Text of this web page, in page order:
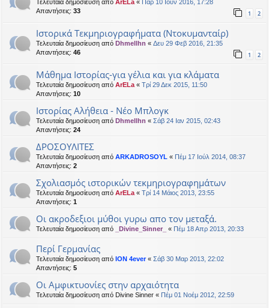
Τελευταία δημοσίευση από ArELa «
Παρ 10 Ιουν 2016, 17:28
Απαντήσεις: 33 1 2
Ιστορικά Τεκμηριογραφήματα (Ντοκυμανταίρ)
Τελευταία δημοσίευση από Dhmellhn « Δευ 29 Φεβ 2016, 21:35
Απαντήσεις: 46 1 2
Μάθημα Ιστορίας-για γέλια και για κλάματα
Τελευταία δημοσίευση από ArELa« Τρί 29 Δεκ 2015, 11:50
Απαντήσεις: 10
Ιστορίας Αλήθεια - Νέο Μπλογκ
Τελευταία δημοσίευση από Dhmellhn « Σάβ 24 Ιαν 2015, 02:43
Απαντήσεις: 24
ΔΡΟΣΟΥΛΙΤΕΣ
Τελευταία δημοσίευση από ARKADROSOYL « Πέμ 17 Ιούλ 2014, 08:37
Απαντήσεις: 2
Σχολιασμός ιστορικών τεκμηριογραφημάτων
Τελευταία δημοσίευση από ArELa« Τρί 14 Μάιος 2013, 23:55
Απαντήσεις: 1
Οι ακροδεξιοι μύθοι γυρω απο τον μεταξά.
Τελευταία δημοσίευση από _Divine_Sinner_ « Πέμ 18 Απρ 2013, 20:33
Περί Γερμανίας
Τελευταία δημοσίευση από ION 4ever« Σάβ 30 Μαρ 2013, 22:02
Απαντήσεις: 5
Οι Αμφικτυονίες στην αρχαιότητα
Τελευταία δημοσίευση από Divine Sinner « Πέμ 01 Νοέμ 2012, 22:59